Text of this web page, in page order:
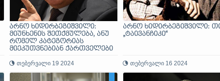
არნო ხიდირბეგიშვილი:
მიუნხენის შეთქმულება, ანუ
რომელ კატეგორიას
მიეკუთვნებიან ქართველები
თებერვალი 19 2024
არნო ხიდირბეგიშვილი:
„ტაივანჩიკი“
თებერვალი 16 2024